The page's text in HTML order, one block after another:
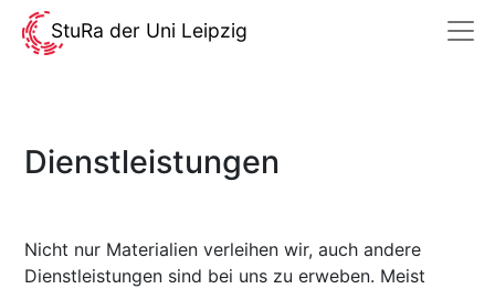
StuRa der Uni Leipzig
Dienstleistungen
Nicht nur Materialien verleihen wir, auch andere
Dienstleistungen sind bei uns zu erweben. Meist